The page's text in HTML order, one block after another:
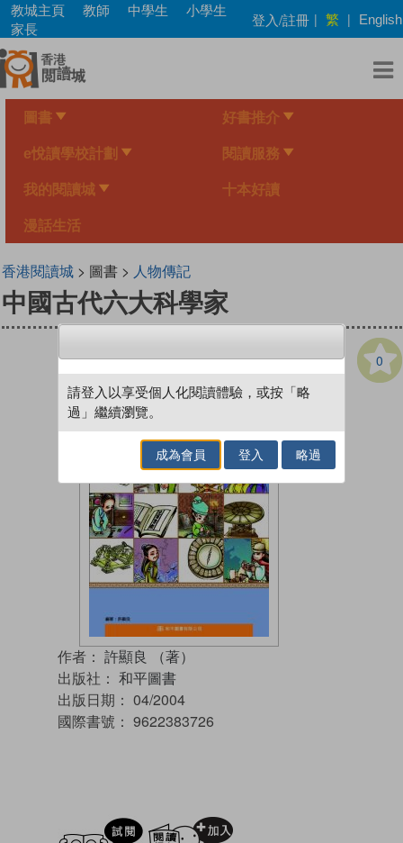
Skip
main
content
教城主頁 教師 中學生
小學生
家長
登入/註冊 | 繁 | English
圖書 好書推介
e悅讀學校計劃 閱讀服務
我的閱讀城 十本好讀
漫話生活
香港閱讀城> 圖書 > 人物傳記
中國古代六大科學家
0
作者： 許顯良 （著）
出版社： 和平圖書
出版日期： 04/2004
國際書號： 9622383726
試閲
請登入以享受個人化閱讀體驗，或按「略
過」繼續瀏覽。
成為會員 登入 略過